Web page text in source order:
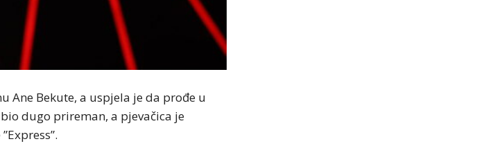
Ane Bekute, a uspjela je da prođe u
dugo prireman, a pjevačica je